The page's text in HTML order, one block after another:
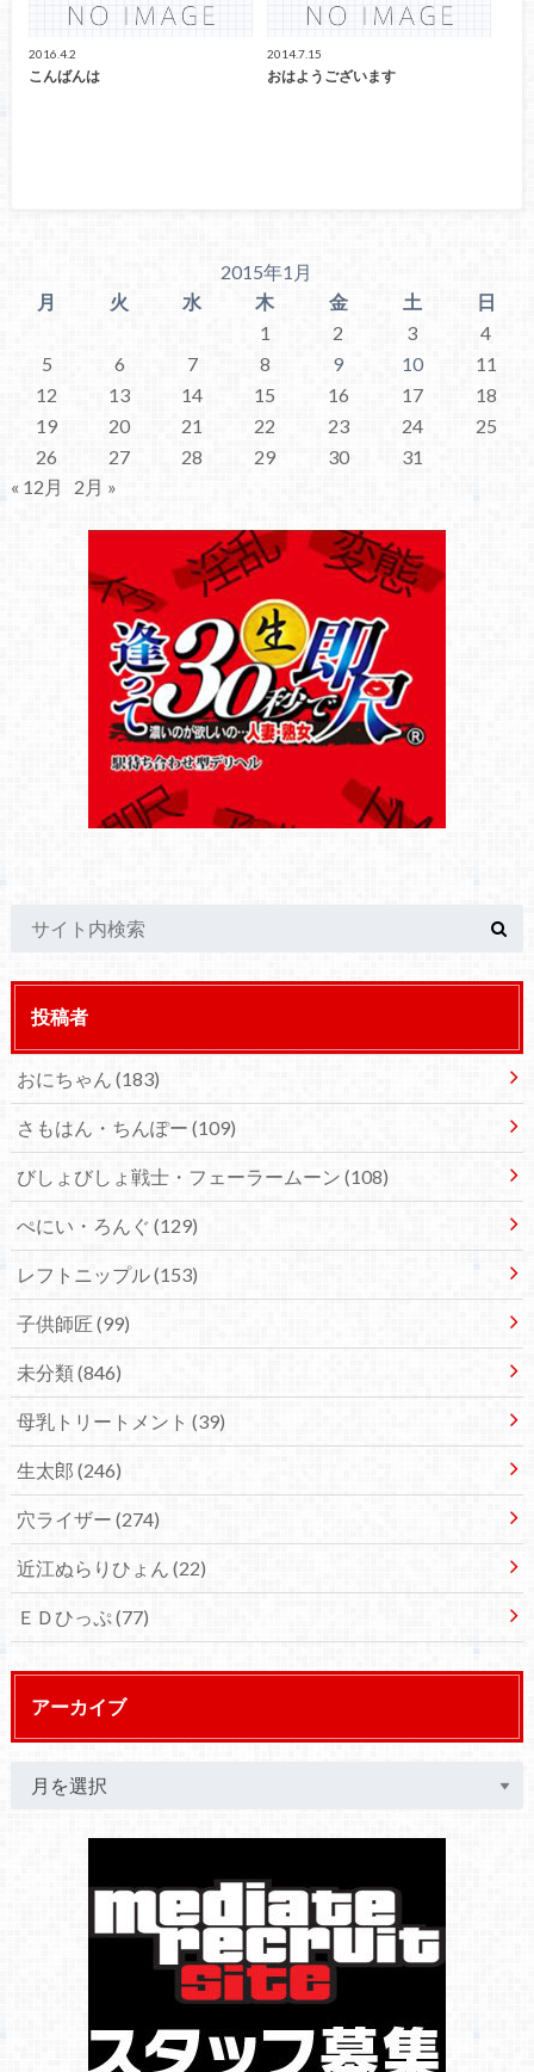
2016.4.2
こんばんは
2014.7.15
おはようございます
2015年1月
月
火 水 木 金 土
日
1
2 3
4
5
6 7 8 9 10
11
12
13 14 15 16 17
18
19
20 21 22 23 24
25
26
27 28 29 30
31
« 12月
2月 »
投稿者
おにちゃん (183)
さもはん・ちんぽー (109)
びしょびしょ戦士・フェーラームーン (108)
ぺにい・ろんぐ (129)
レフトニップル(153)
子供師匠 (99)
未分類(846)
母乳トリートメント (39)
生太郎 (246)
穴ライザー (274)
近江ぬらりひょん (22)
ＥＤひっぷ (77)
アーカイブ